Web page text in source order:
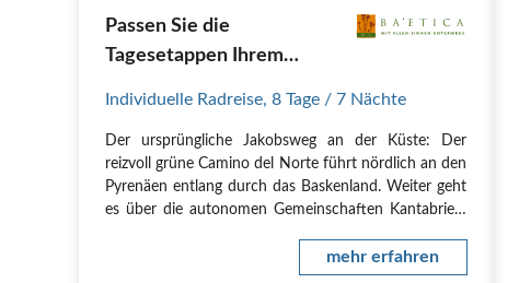
entlang der Küste
Passen Sie die
Tagesetappen Ihrem
Jakobsweg entlang der
Küste
Individuelle Radreise, 8 Tage / 7 Nächte
Der ursprüngliche Jakobsweg an der Küste: Der
reizvoll grüne Camino del Norte führt nördlich an den
Pyrenäen entlang durch das Baskenland. Weiter geht
es über die autonomen Gemeinschaften Kantabrien,
del Norte die Küste und führt ca. 200 km durch…
mehr erfahren